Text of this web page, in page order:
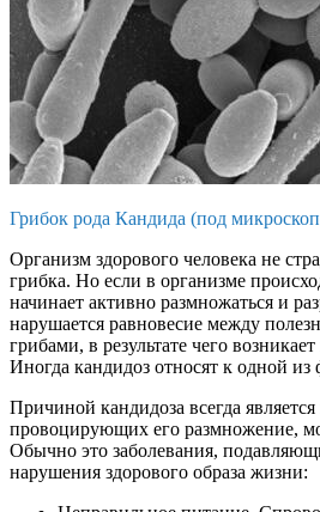
Грибок рода Кандида (под
Организм здорового человека не
грибка. Но если в организме
начинает активно размножаться и
нарушается равновесие между
грибами, в результате чего
Иногда кандидоз относят к одной из
Причиной кандидоза всегда
провоцирующих его размножение,
Обычно это заболевания,
нарушения здорового образа жизни: